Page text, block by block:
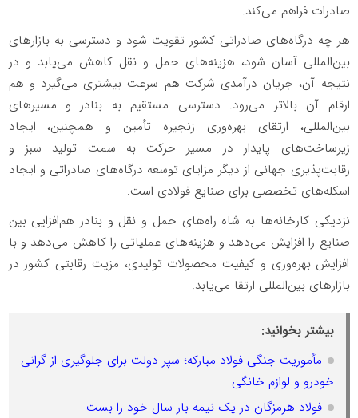
صادرات فراهم می‌کند.
هر چه درگاه‌های صادراتی کشور تقویت شود و دسترسی به بازارهای
بین‌المللی آسان‌ شود، هزینه‌های حمل و نقل کاهش می‌یابد و در
نتیجه آن، جریان درآمدی شرکت هم سرعت بیشتری می‌گیرد و هم
ارقام آن بالاتر می‌رود. دسترسی مستقیم به بنادر و مسیرهای
بین‌المللی، ارتقای بهره‌وری زنجیره تأمین و همچنین، ایجاد
زیرساخت‌های پایدار در مسیر حرکت به سمت تولید سبز و
رقابت‌پذیری جهانی از دیگر مزایای توسعه درگاه‌های صادراتی و ایجاد
اسکله‌های تخصصی برای صنایع فولادی است.
نزدیکی کارخانه‌ها به شاه راه‌های حمل و نقل و بنادر هم‌افزایی بین
صنایع را افزایش می‌دهد و هزینه‌های عملیاتی را کاهش می‌دهد و با
افزایش بهره‌وری و کیفیت محصولات تولیدی، مزیت رقابتی کشور در
بازارهای بین‌المللی ارتقا می‌یابد.
بیشتر بخوانید:
مأموریت جنگی فولاد مبارکه؛ سپر دولت برای جلوگیری از گرانی
خودرو و لوازم خانگی
فولاد هرمزگان در یک نیمه بار سال خود را بست